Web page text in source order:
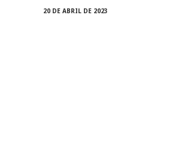
20 DE ABRIL DE 2023